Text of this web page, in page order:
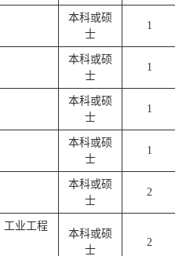
本科或硕
士
1
本科或硕
士
1
本科或硕
士
1
本科或硕
士
1
本科或硕
士
2
工业工程
本科或硕
士
2